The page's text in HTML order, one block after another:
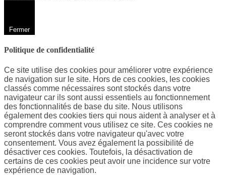
Fermer
Politique de confidentialité
Ce site utilise des cookies pour améliorer votre expérience
de navigation sur le site. Hors de ces cookies, les cookies
classés comme nécessaires sont stockés dans votre
navigateur car ils sont aussi essentiels au fonctionnement
des fonctionnalités de base du site. Nous utilisons
également des cookies tiers qui nous aident à analyser et à
comprendre comment vous utilisez ce site. Ces cookies ne
seront stockés dans votre navigateur qu'avec votre
consentement. Vous avez également la possibilité de
désactiver ces cookies. Toutefois, la désactivation de
certains de ces cookies peut avoir une incidence sur votre
expérience de navigation.